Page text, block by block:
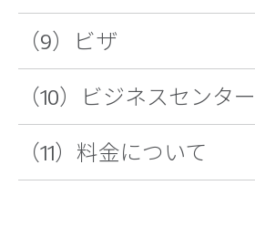
（9）ビザ
（10）ビジネスセンタ
（11）料金について